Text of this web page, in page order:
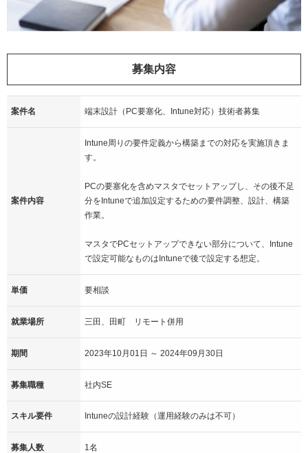
募集内容
案件名 端末設計（PC要塞化、Intune対応）技術者募集
案件内容
Intune周りの要件定義から構築までの対応を実施頂きま
す。
PCの要塞化を含めマスタでセットアップし、その後不足
分をIntuneで追加設定するための要件調整、設計、構築
作業。
マスタでPCセットアップできない部分について、Intune
で設定可能なものはIntuneで後で設定する想定。
単価 要相談
就業場所 三田、田町 リモート併用
期間 2023年10月01日 ～ 2024年09月30日
募集職種 社内SE
スキル要件 Intuneの設計経験（運用経験のみは不可）
募集人数 1名